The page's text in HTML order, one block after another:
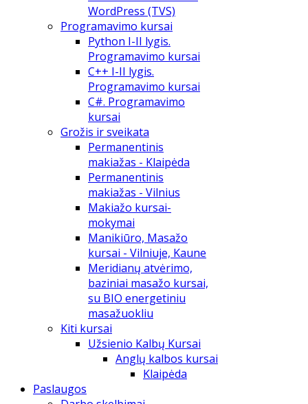
WordPress (TVS)
Programavimo kursai
Python I-II lygis.
Programavimo kursai
C++ I-II lygis.
Programavimo kursai
C#. Programavimo
kursai
Grožis ir sveikata
Permanentinis
makiažas - Klaipėda
Permanentinis
makiažas - Vilnius
Makiažo kursai-
mokymai
Manikiūro, Masažo
kursai - Vilniuje, Kaune
Meridianų atvėrimo,
baziniai masažo kursai,
su BIO energetiniu
masažuokliu
Kiti kursai
Užsienio Kalbų Kursai
Anglų kalbos kursai
Klaipėda
Paslaugos